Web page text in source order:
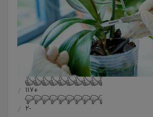
+۱۱۷
-۲